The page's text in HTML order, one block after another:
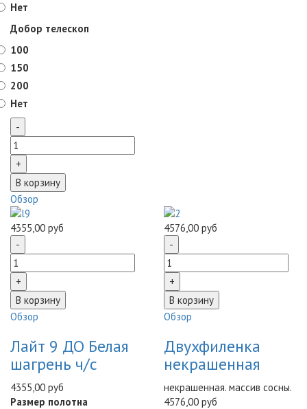
Нет
Добор телескоп
100
150
200
Нет
Обзор
4355,00 руб
Обзор
Лайт 9 ДО Белая
шагрень ч/с
4355,00 руб
Размер полотна
4576,00 руб
Обзор
Двухфиленка
некрашенная
некрашенная. массив сосны.
4576,00 руб